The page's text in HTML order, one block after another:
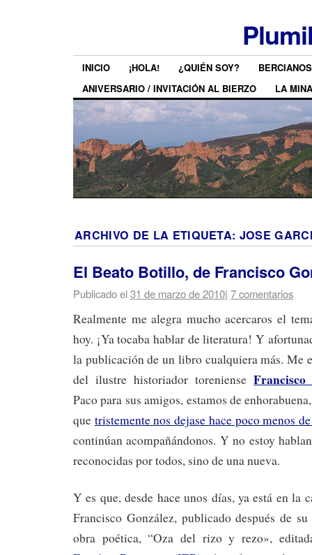
INICIO ¡HOLA! ¿QUIÉN SOY?
ANIVERSARIO / INVITACIÓN AL BIERZO
LA MINA
ARCHIVO DE LA ETIQUETA: JOSE
El Beato Botillo, de Francisco
Publicado el31 de marzo de 2010| 7 comentarios
Realmente me alegra mucho acercaros el
hoy. ¡Ya tocaba hablar de literatura! Y
la publicación de un libro cualquiera más. Me
del ilustre historiador torenienseFrancisco
Paco para sus amigos, estamos de
que tristemente nos dejase hace poco menos
continúan acompañándonos. Y no estoy
reconocidas por todos, sino de una nueva.
Y es que, desde hace unos días, ya está en la
Francisco González, publicado después de
obra poética, “Oza del rizo y rezo»,